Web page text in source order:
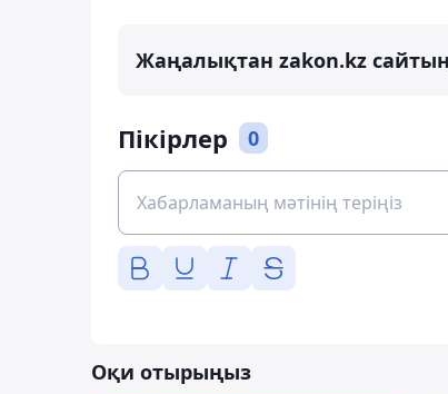
Жаңалықтан zakon.kz
Пікірлер 0
Оқи отырыңыз